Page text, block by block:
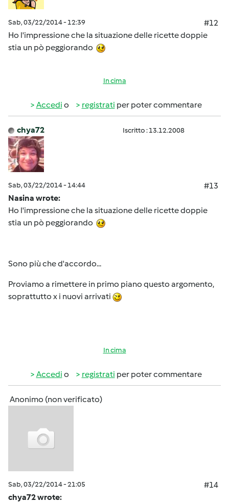
Sab, 03/22/2014 - 12:39
#12
Ho l'impressione che la situazione delle ricette doppie
stia un pò peggiorando
In cima
Accedi o registrati per poter commentare
chya72 Iscritto : 13.12.2008
Sab, 03/22/2014 - 14:44
#13
Nasina wrote:
Ho l'impressione che la situazione delle ricette doppie
stia un pò peggiorando
Sono più che d'accordo...
Proviamo a rimettere in primo piano questo argomento,
soprattutto x i nuovi arrivati
In cima
Accedi o registrati per poter commentare
Anonimo (non verificato)
Sab, 03/22/2014 - 21:05
#14
chya72 wrote: